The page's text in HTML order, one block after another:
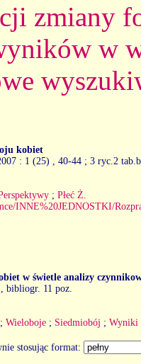
zmiany
w
kobiet
: 1 (25)
, 40-44 ; 3 ryc.2
; Płeć Ż.
INNE%20JEDNOSTKI/
w świetle analizy
bibliogr. 11 poz.
; Wieloboje ; Siedmiobój ; Wyniki
stosując format: